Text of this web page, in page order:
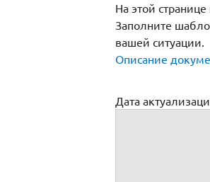
На этой
Заполните
вашей ситуации.
Описание
Дата